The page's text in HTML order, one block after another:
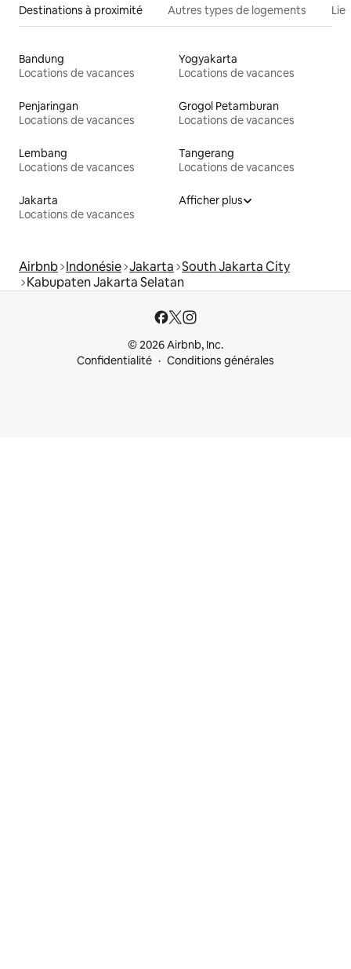
Destinations à proximité Autres types de logements
Bandung
Locations de vacances
Yogyakarta
Locations de vacances
Penjaringan
Locations de vacances
Grogol Petamburan
Locations de vacances
Lembang
Locations de vacances
Tangerang
Locations de vacances
Jakarta
Locations de vacances
Afficher plus
Airbnb Indonésie Jakarta South Jakarta City
Kabupaten Jakarta Selatan
© 2026 Airbnb, Inc.
Confidentialité
Conditions générales